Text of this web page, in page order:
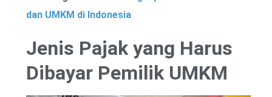
dan UMKM di Indonesia
Jenis Pajak yang Harus
Dibayar Pemilik UMKM